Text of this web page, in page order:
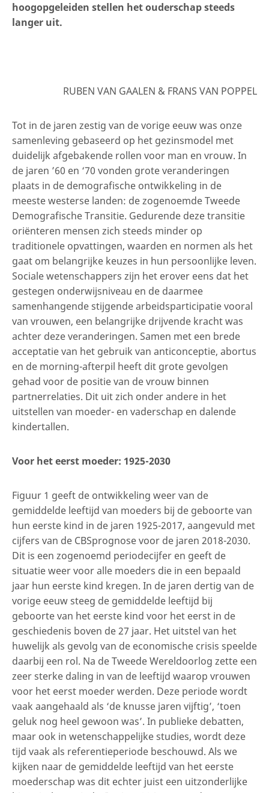
hoogopgeleiden stellen het ouderschap steeds
langer uit.
RUBEN VAN GAALEN & FRANS VAN POPPEL
Tot in de jaren zestig van de vorige eeuw was onze
samenleving gebaseerd op het gezinsmodel met
duidelijk afgebakende rollen voor man en vrouw. In
de jaren ’60 en ‘70 vonden grote veranderingen
plaats in de demografische ontwikkeling in de
meeste westerse landen: de zogenoemde Tweede
Demografische Transitie. Gedurende deze transitie
oriënteren mensen zich steeds minder op
traditionele opvattingen, waarden en normen als het
gaat om belangrijke keuzes in hun persoonlijke leven.
Sociale wetenschappers zijn het erover eens dat het
gestegen onderwijsniveau en de daarmee
samenhangende stijgende arbeidsparticipatie vooral
van vrouwen, een belangrijke drijvende kracht was
achter deze veranderingen. Samen met een brede
acceptatie van het gebruik van anticonceptie, abortus
en de morning-afterpil heeft dit grote gevolgen
gehad voor de positie van de vrouw binnen
partnerrelaties. Dit uit zich onder andere in het
uitstellen van moeder- en vaderschap en dalende
kindertallen.
Voor het eerst moeder: 1925-2030
Figuur 1 geeft de ontwikkeling weer van de
gemiddelde leeftijd van moeders bij de geboorte van
hun eerste kind in de jaren 1925-2017, aangevuld met
cijfers van de CBSprognose voor de jaren 2018-2030.
Dit is een zogenoemd periodecijfer en geeft de
situatie weer voor alle moeders die in een bepaald
jaar hun eerste kind kregen. In de jaren dertig van de
vorige eeuw steeg de gemiddelde leeftijd bij
geboorte van het eerste kind voor het eerst in de
geschiedenis boven de 27 jaar. Het uitstel van het
huwelijk als gevolg van de economische crisis speelde
daarbij een rol. Na de Tweede Wereldoorlog zette een
zeer sterke daling in van de leeftijd waarop vrouwen
voor het eerst moeder werden. Deze periode wordt
vaak aangehaald als ‘de knusse jaren vijftig’, ‘toen
geluk nog heel gewoon was’. In publieke debatten,
maar ook in wetenschappelijke studies, wordt deze
tijd vaak als referentieperiode beschouwd. Als we
kijken naar de gemiddelde leeftijd van het eerste
moederschap was dit echter juist een uitzonderlijke